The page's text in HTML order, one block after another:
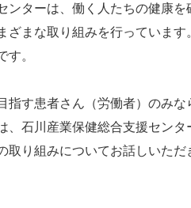
ンターは、働く人たちの健康
ざまな取り組みを行っていま
す。
指す患者さん（労働者）のみ
、石川産業保健総合支援セン
取り組みについてお話しいただ